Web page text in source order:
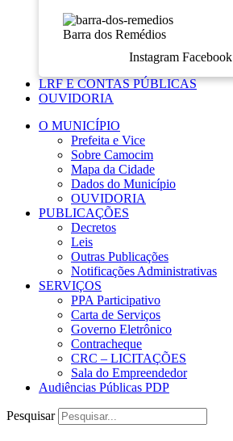
Barra dos Remédios
Instagram Facebook
LRF E CONTAS PÚBLICAS
OUVIDORIA
O MUNICÍPIO
Prefeita e Vice
Sobre Camocim
Mapa da Cidade
Dados do Município
OUVIDORIA
PUBLICAÇÕES
Decretos
Leis
Outras Publicações
Notificações Administrativas
SERVIÇOS
PPA Participativo
Carta de Serviços
Governo Eletrônico
Contracheque
CRC – LICITAÇÕES
Sala do Empreendedor
Audiências Públicas PDP
Pesquisar